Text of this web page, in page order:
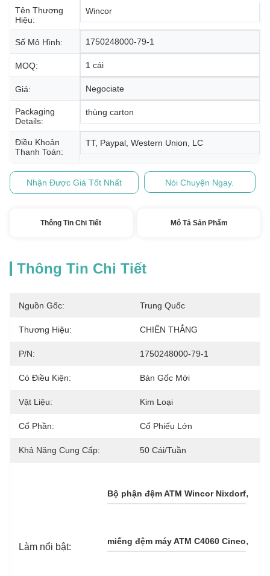
Tên Thương
Hiệu:
Wincor
Số Mô Hình: 1750248000-79-1
MOQ: 1 cái
Giá: Negociate
Packaging
Details:
thùng carton
Điều Khoản
Thanh Toán:
TT, Paypal, Western Union, LC
Nhận Được Giá Tốt Nhất Nói Chuyện Ngay.
Thông Tin Chi Tiết Mô Tả Sản Phẩm
Thông Tin Chi Tiết
Nguồn Gốc: Trung Quốc
Thương Hiệu: CHIẾN THẮNG
P/N: 1750248000-79-1
Có Điều Kiện: Bản Gốc Mới
Vật Liệu: Kim Loại
Cổ Phần: Cổ Phiếu Lớn
Khả Năng Cung Cấp: 50 Cái/tuần
Làm nổi bật:
Bộ phận đệm ATM Wincor Nixdorf
miếng đệm máy ATM C4060 Cineo